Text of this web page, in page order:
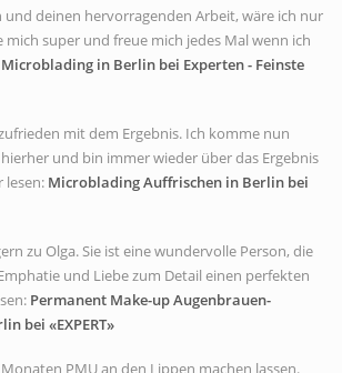
und deinen hervorragenden Arbeit, wäre ich nur
mich super und freue mich jedes Mal wenn ich
Microblading in Berlin bei Experten - Feinste
mit dem Ergebnis. Ich komme nun
und bin immer wieder über das Ergebnis
lesen: Microblading Auffrischen in Berlin bei
zu Olga. Sie ist eine wundervolle Person, die
und Liebe zum Detail einen perfekten
Permanent Make-up Augenbrauen-
bei «EXPERT»
PMU an den Lippen machen lassen.